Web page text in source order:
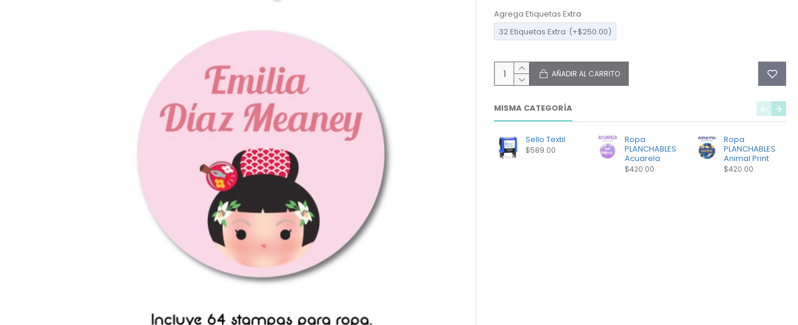
Agrega Etiquetas Extra
32 Etiquetas Extra (+$250.00)
AÑADIR AL CARRITO
MISMA CATEGORÍA
Sello Textil
$589.00
Ropa
PLANCHABLES
Acuarela
$420.00
Ropa
PLANCHABLES
Animal Print
$420.00